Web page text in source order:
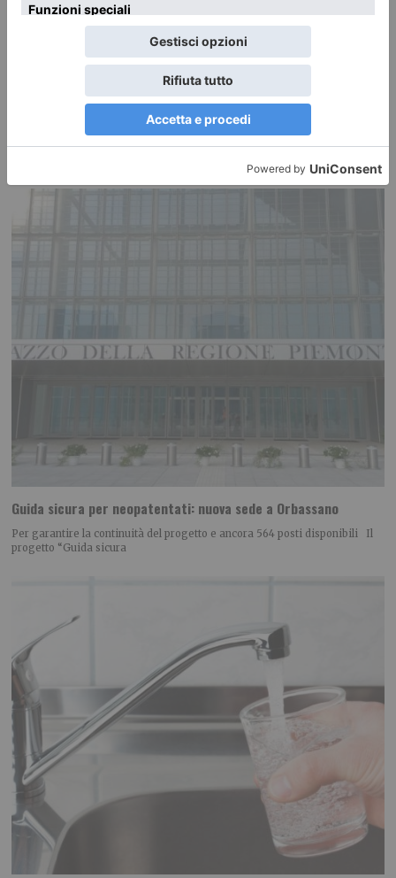
Nocciole, raccolta al via con una settimana di anticipo
Confagricoltura Piemonte: «ora il mercato riconosca il valore della
Guida sicura per neopatentati: nuova sede a Orbassano
Per garantire la continuità del progetto e ancora 564 posti disponibili Il
progetto “Guida sicura